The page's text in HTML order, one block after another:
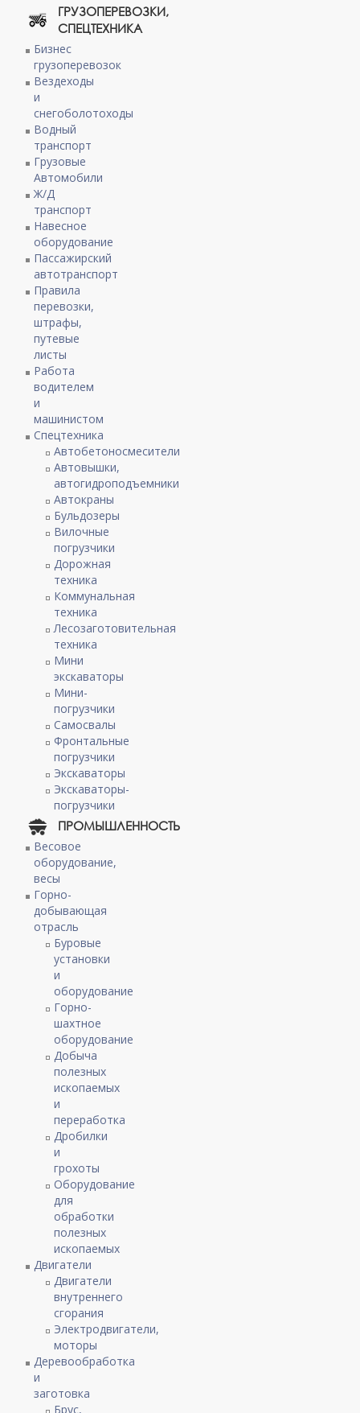
ГРУЗОПЕРЕВОЗКИ,
СПЕЦТЕХНИКА
Бизнес
грузоперевозок
Вездеходы
и
снегоболотоходы
Водный
транспорт
Грузовые
Автомобили
Ж/Д
транспорт
Навесное
оборудование
Пассажирский
автотранспорт
Правила
перевозки,
штрафы,
путевые
листы
Работа
водителем
и
машинистом
Спецтехника
Автобетоносмесители
Автовышки,
автогидроподъемники
Автокраны
Бульдозеры
Вилочные
погрузчики
Дорожная
техника
Коммунальная
техника
Лесозаготовительная
техника
Мини
экскаваторы
Мини-
погрузчики
Самосвалы
Фронтальные
погрузчики
Экскаваторы
Экскаваторы-
погрузчики
ПРОМЫШЛЕННОСТЬ
Весовое
оборудование,
весы
Горно-
добывающая
отрасль
Буровые
установки
и
оборудование
Горно-
шахтное
оборудование
Добыча
полезных
ископаемых
и
переработка
Дробилки
и
грохоты
Оборудование
для
обработки
полезных
ископаемых
Двигатели
Двигатели
внутреннего
сгорания
Электродвигатели,
моторы
Деревообработка
и
заготовка
Брус,